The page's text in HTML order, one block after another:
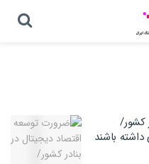
کشور/
داشته باشند